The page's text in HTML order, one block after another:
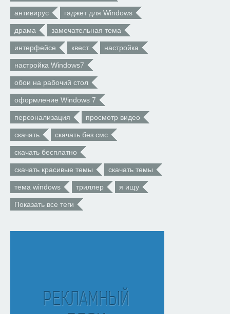
антивирус гаджет для Windows
драма замечательная тема
интерфейсе квест настройка
настройка Windows7
обои на рабочий стол
оформление Windows 7
персонализация просмотр видео
скачать скачать без смс
скачать бесплатно
скачать красивые темы скачать темы
тема windows триллер я ищу
Показать все теги